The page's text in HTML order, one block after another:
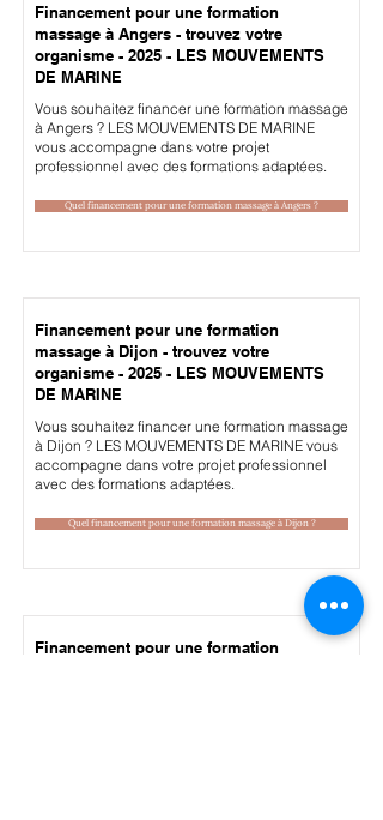
Financement pour une formation
massage à Angers - trouvez votre
organisme - 2025 - LES MOUVEMENTS
DE MARINE
Vous souhaitez financer une formation massage
à Angers ? LES MOUVEMENTS DE MARINE
vous accompagne dans votre projet
professionnel avec des formations adaptées.
Quel financement pour une formation massage à Angers ?
Financement pour une formation
massage à Dijon - trouvez votre
organisme - 2025 - LES MOUVEMENTS
DE MARINE
Vous souhaitez financer une formation massage
à Dijon ? LES MOUVEMENTS DE MARINE vous
accompagne dans votre projet professionnel
avec des formations adaptées.
Quel financement pour une formation massage à Dijon ?
Financement pour une formation